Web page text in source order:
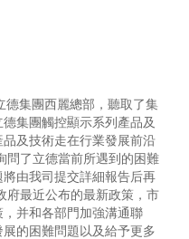
集團西麗總部，聽取了集
集團觸控顯示系列產品及
及技術走在行業發展前沿
問了立德當前所遇到的困難
由我司提交詳細報告后再
府最近公布的最新政策，市
并和各部門加強溝通聯
的困難問題以及給予更多